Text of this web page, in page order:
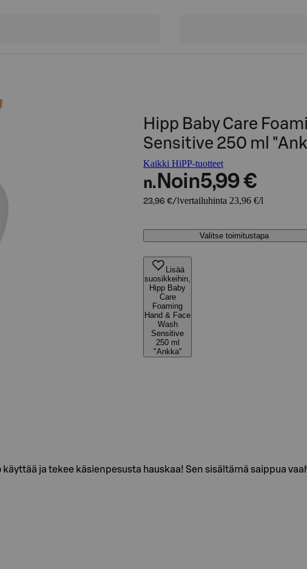
Hipp Baby Care
Sensitive 250 ml
Kaikki HiPP-tuotteet
n. Noin5,99 €
23,96 €/l vertailuhinta 23,96 €/l
Valitse toimitustapa
Lisää
suosikkeihin,
Hipp Baby
Care
Foaming
Hand & Face
Wash
Sensitive
250 ml
"Ankka"
ja tekee käsienpesusta hauskaa! Sen sisältämä saippua